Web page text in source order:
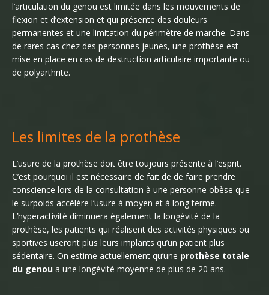
l’articulation du genou est limitée dans les mouvements de
flexion et d’extension et qui présente des douleurs
permanentes et une limitation du périmètre de marche. Dans
de rares cas chez des personnes jeunes, une prothèse est
mise en place en cas de destruction articulaire importante ou
de polyarthrite.
Les limites de la prothèse
L’usure de la prothèse doit être toujours présente à l’esprit.
C’est pourquoi il est nécessaire de fait de de faire prendre
conscience lors de la consultation à une personne obèse que
le surpoids accélère l’usure à moyen et à long terme.
L’hyperactivité diminuera également la longévité de la
prothèse, les patients qui réalisent des activités physiques ou
sportives useront plus leurs implants qu’un patient plus
sédentaire. On estime actuellement qu’une prothèse totale
du genou a une longévité moyenne de plus de 20 ans.